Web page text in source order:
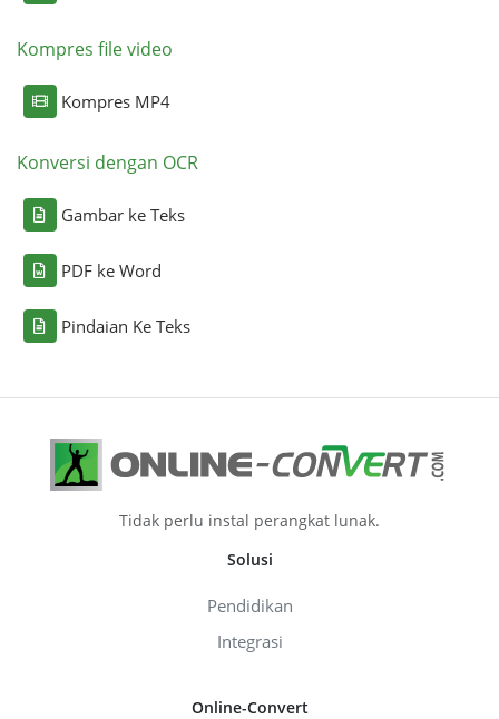
Kompres file video
Kompres MP4
Konversi dengan OCR
Gambar ke Teks
PDF ke Word
Pindaian Ke Teks
Tidak perlu instal perangkat lunak.
Solusi
Pendidikan
Integrasi
Online-Convert